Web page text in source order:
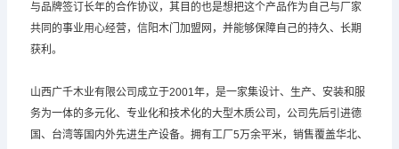
与品牌签订长年的合作协议，其目的也是想把这个产品作为自己与厂家
共同的事业用心经营，信阳木门加盟网，并能够保障自己的持久、长期
获利。
山西广千木业有限公司成立于2001年，是一家集设计、生产、安装和服
务为一体的多元化、专业化和技术化的大型木质公司，公司先后引进德
国、台湾等国内外先进生产设备。拥有工厂5万余平米，销售覆盖华北、